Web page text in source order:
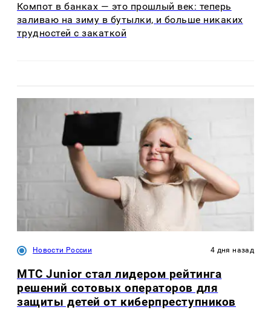
Компот в банках — это прошлый век: теперь
заливаю на зиму в бутылки, и больше никаких
трудностей с закаткой
Новости России 4 дня назад
МТС Junior стал лидером рейтинга
решений сотовых операторов для
защиты детей от киберпреступников